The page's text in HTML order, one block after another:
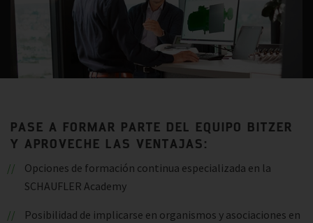
PASE A FORMAR PARTE DEL EQUIPO BITZER
Y APROVECHE LAS VENTAJAS:
Opciones de formación continua especializada en la
SCHAUFLER Academy
Posibilidad de implicarse en organismos y asociaciones en